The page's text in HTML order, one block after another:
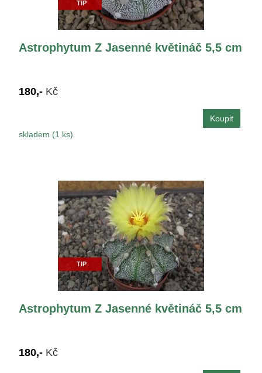
TIP
Astrophytum Z Jasenné květináč 5,5 cm
180,- Kč
skladem (1 ks)
TIP
Astrophytum Z Jasenné květináč 5,5 cm
180,- Kč